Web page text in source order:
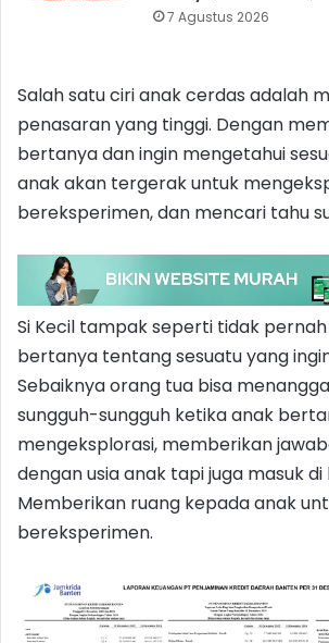
7 Agustus 2026
Salah satu ciri anak cerdas adalah
penasaran yang tinggi. Dengan
bertanya dan ingin mengetahui
anak akan tergerak untuk
bereksperimen, dan mencari tahu
Si Kecil tampak seperti tidak
bertanya tentang sesuatu yang
Sebaiknya orang tua bisa
sungguh-sungguh ketika anak
mengeksplorasi, memberikan
dengan usia anak tapi juga masuk di
Memberikan ruang kepada anak
bereksperimen.